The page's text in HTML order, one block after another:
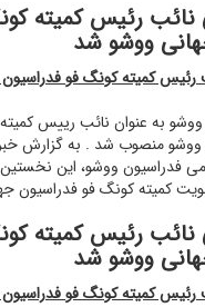
نائب رئیس کمیته
ووشو شد
رئیس کمیته کونگ فو
به عنوان نائب رییس
منصوب شد . به گزارش
فدراسیون ووشو، این
کمیته کونگ فو فدراسیون
نائب رئیس کمیته
ووشو شد
رئیس کمیته کونگ فو